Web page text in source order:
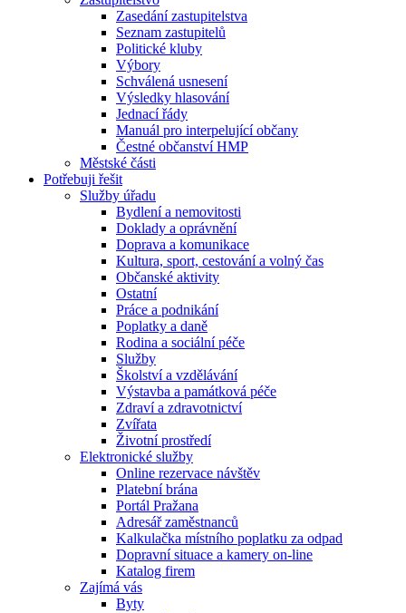
Zasedání zastupitelstva
Seznam zastupitelů
Politické kluby
Výbory
Schválená usnesení
Výsledky hlasování
Jednací řády
Manuál pro interpelující občany
Čestné občanství HMP
Městské části
Potřebuji řešit
Služby úřadu
Bydlení a nemovitosti
Doklady a oprávnění
Doprava a komunikace
Kultura, sport, cestování a volný čas
Občanské aktivity
Ostatní
Práce a podnikání
Poplatky a daně
Rodina a sociální péče
Služby
Školství a vzdělávání
Výstavba a památková péče
Zdraví a zdravotnictví
Zvířata
Životní prostředí
Elektronické služby
Online rezervace návštěv
Platební brána
Portál Pražana
Adresář zaměstnanců
Kalkulačka místního poplatku za odpad
Dopravní situace a kamery on-line
Katalog firem
Zajímá vás
Byty